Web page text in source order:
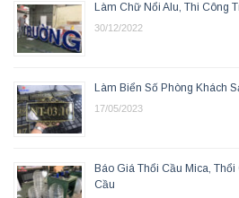
Làm Chữ Nổi Alu, Thi Công
30/12/2022
Làm Biển Số Phòng Khách
17/05/2023
Báo Giá Thổi Cầu Mica,
Cầu